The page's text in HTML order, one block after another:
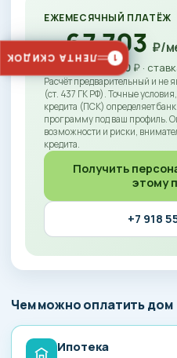
ЕЖЕМЕСЯЧНЫЙ ПЛАТЁЖ
~67 703 ₽/
9 450 000 ₽ ·
Расчёт предварительный и не
(ст. 437 ГК РФ). Точные
кредита (ПСК) определяет
программу под ваш профиль.
возможности и риски,
кредита.
Получить
этому
+7 918
Чем можно оплатить дом
Ипотека
1
ЛЕНТА СКИДОК